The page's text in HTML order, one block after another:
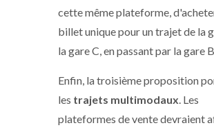
cette même plateforme,
billet unique pour un trajet de la
la gare C, en passant par la gare B.
Enfin, la troisième proposition
les trajets multimodaux . Les
plateformes de vente devraient